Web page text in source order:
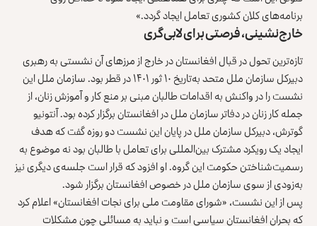
برنامه‌های کلان کشوری تعامل ایجاد گردد.»
خارج‌نشینی، فرصتی برای لابی‌گری
تازه‌ترین تحول در قبال افغانستان در خارج از مرزهای آن نشستی به رهبری
دبیرکل سازمان ملل متحد به‌تاریخ ۱۰ ثور ۱۴۰۱ در قطر بود. سازمان ملل این
نشست را در واکنش به اقدامات طالبان مبنی بر منع کار و آموزش زنان، از
جمله کار زنان در دفاتر سازمان ملل در افغانستان برگزار کرده بود. آنتونیو
گوترش، دبیرکل سازمان ملل در پایان این نشست دو روزه گفت که هدف
ایجاد یک رویکرد مشترک بین‌المللی برای تعامل با طالبان بود نه موضوع به
رسمیت‌شناختن حکومت این گروه. او افزود که قرار است جلسه‌ی دیگری نیز
به‌زودی از سوی سازمان ملل در خصوص افغانستان برگزار شود.
پس از این نشست، «شورای مقاومت ملی برای نجات افغانستان» اعلام کرد
که بحران افغانستان سیاسی است و نباید به مسائلی چون مشکلات